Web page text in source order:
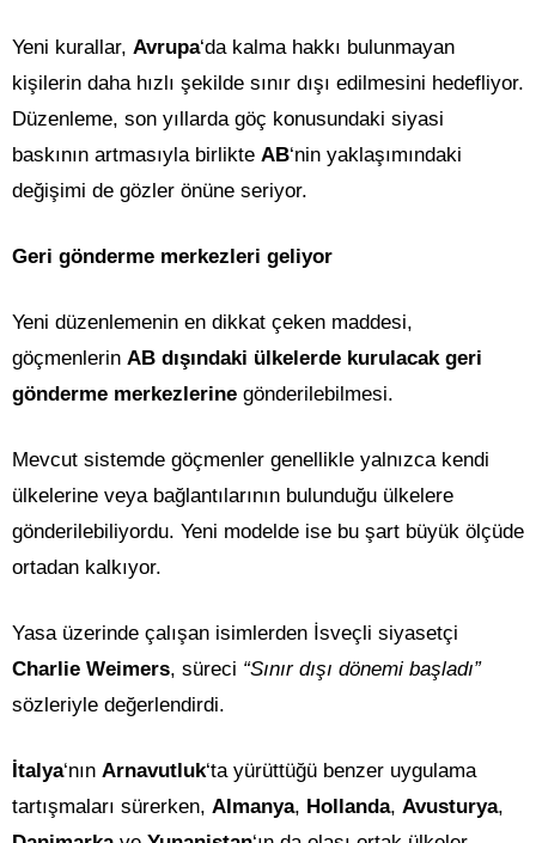
Yeni kurallar, Avrupa‘da kalma hakkı bulunmayan
kişilerin daha hızlı şekilde sınır dışı edilmesini hedefliyor.
Düzenleme, son yıllarda göç konusundaki siyasi
baskının artmasıyla birlikte AB‘nin yaklaşımındaki
değişimi de gözler önüne seriyor.
Geri gönderme merkezleri geliyor
Yeni düzenlemenin en dikkat çeken maddesi,
göçmenlerin AB dışındaki ülkelerde kurulacak geri
gönderme merkezlerine gönderilebilmesi.
Mevcut sistemde göçmenler genellikle yalnızca kendi
ülkelerine veya bağlantılarının bulunduğu ülkelere
gönderilebiliyordu. Yeni modelde ise bu şart büyük ölçüde
ortadan kalkıyor.
Yasa üzerinde çalışan isimlerden İsveçli siyasetçi
Charlie Weimers, süreci “Sınır dışı dönemi başladı”
sözleriyle değerlendirdi.
İtalya‘nın Arnavutluk‘ta yürüttüğü benzer uygulama
tartışmaları sürerken, Almanya, Hollanda, Avusturya,